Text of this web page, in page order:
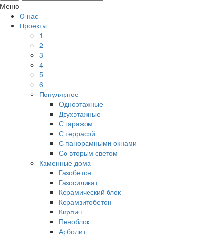
Меню
О нас
Проекты
1
2
3
4
5
6
Популярное
Одноэтажные
Двухэтажные
С гаражом
С террасой
С панорамными окнами
Со вторым светом
Каменные дома
Газобетон
Газосиликат
Керамический блок
Керамзитобетон
Кирпич
Пеноблок
Арболит